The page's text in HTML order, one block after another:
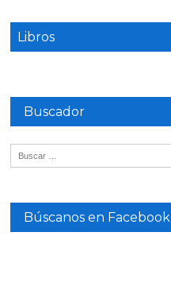
Libros
Buscador
Búscanos en Facebook